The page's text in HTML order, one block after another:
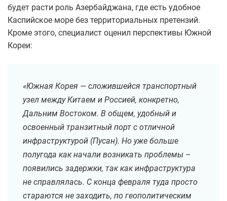
будет расти роль Азербайджана, где есть удобное
Каспийское море без территориальных претензий.
Кроме этого, специалист оценил перспективы Южной
Кореи:
«Южная Корея — сложившейся транспортный
узел между Китаем и Россией, конкретно,
Дальним Востоком. В общем, удобный и
освоенный транзитный порт с отличной
инфраструктурой (Пусан). Но уже больше
полугода как начали возникать проблемы –
появились задержки, так как инфраструктура
не справлялась. С конца февраля туда просто
стараются не заходить, по геополитическим